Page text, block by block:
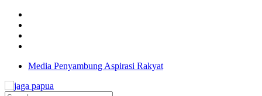
Media Penyambung Aspirasi Rakyat